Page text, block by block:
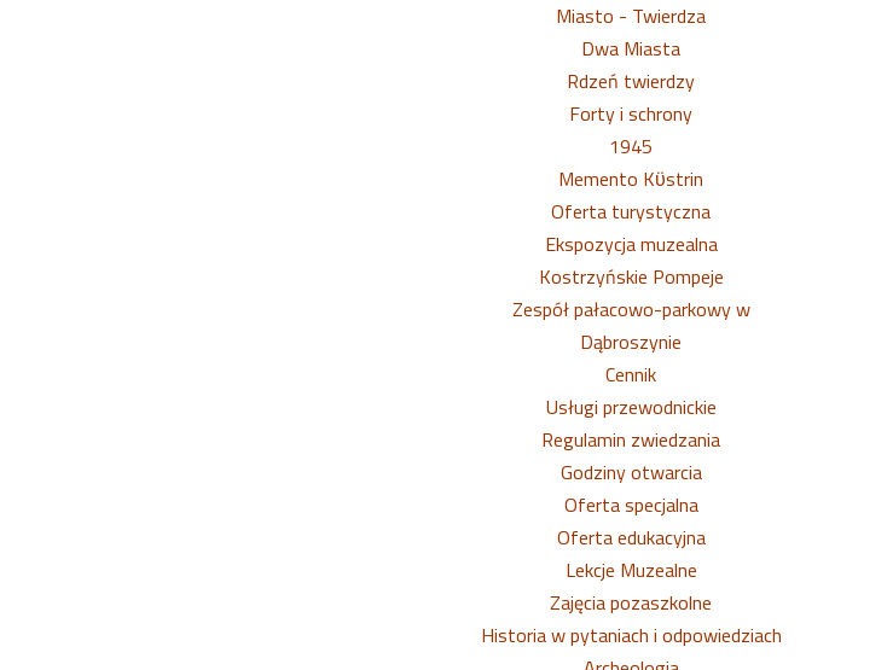
Miasto - Twierdza
Dwa Miasta
Rdzeń twierdzy
Forty i schrony
1945
Memento Kϋstrin
Oferta turystyczna
Ekspozycja muzealna
Kostrzyńskie Pompeje
Zespół pałacowo-parkowy w
Dąbroszynie
Cennik
Usługi przewodnickie
Regulamin zwiedzania
Godziny otwarcia
Oferta specjalna
Oferta edukacyjna
Lekcje Muzealne
Zajęcia pozaszkolne
Historia w pytaniach i odpowiedziach